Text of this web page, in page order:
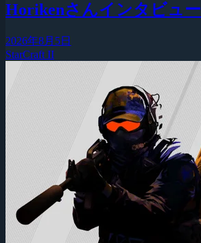
Horikenさんインタビュー
2026年8月5日
StarCraft II